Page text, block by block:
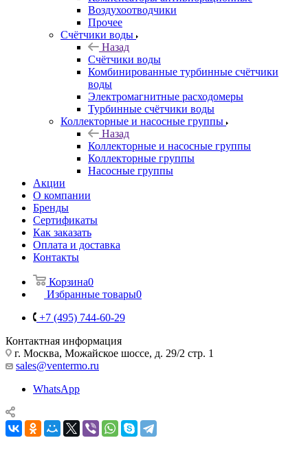
Воздухоотводчики
Прочее
Счётчики воды
Назад
Счётчики воды
Комбинированные турбинные счётчики
воды
Электромагнитные расходомеры
Турбинные счётчики воды
Коллекторные и насосные группы
Назад
Коллекторные и насосные группы
Коллекторные группы
Насосные группы
Акции
О компании
Бренды
Сертификаты
Как заказать
Оплата и доставка
Контакты
Корзина0
Избранные товары0
+7 (495) 744-60-29
Контактная информация
г. Москва, Можайское шоссе, д. 29/2 стр. 1
sales@ventermo.ru
WhatsApp